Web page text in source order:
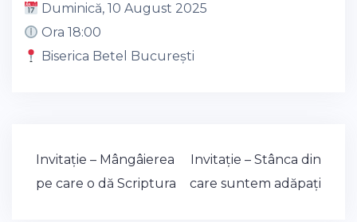
Duminică, 10 August 2025
Ora 18:00
Biserica Betel București
Post
navigation
Invitație – Mângâierea
pe care o dă Scriptura
Invitație – Stânca din
care suntem adăpați